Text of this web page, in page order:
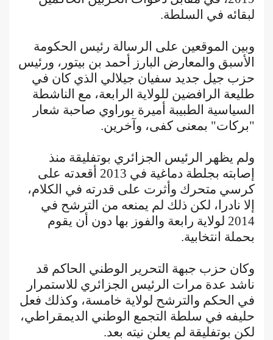
لبقائه في السلطة.
وبين الموقعين على الرسالة رئيس الحكومة
الأسبق والمعارض البارز أحمد بن بيتور، ورئيس
حزب جيل جديد سفيان جيلالي الذي كان في
طليعة الرافضين للولاية الرابعة، مع الناشطة
السياسية الطبيبة أميرة بوراوي صاحبة شعار
"بركات" بمعنى كفى، وآخرين.
ولم يظهر الرئيس الجزائري بوتفليقة منذ
إصابته بجلطة دماغية في 2013 أقعدته على
كرسي متحرك وأثرت على قدرته في الكلام،
إلا نادرا، لكن ذلك لم يمنعه من الترشح في
2014 لولاية رابعة والفوز بها دون أن يقوم
بحملة انتخابية.
وكان حزب جبهة التحرير الوطني الحاكم قد
ناشد عدة مرات الرئيس الجزائري للاستمرار
في الحكم والترشح لولاية خامسة، وكذلك فعل
حليفه في سلطة التجمع الوطني الديمقراطي،
لكن بوتفليقة لم يعلن نيته بعد.